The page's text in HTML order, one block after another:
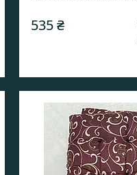
535 ₴